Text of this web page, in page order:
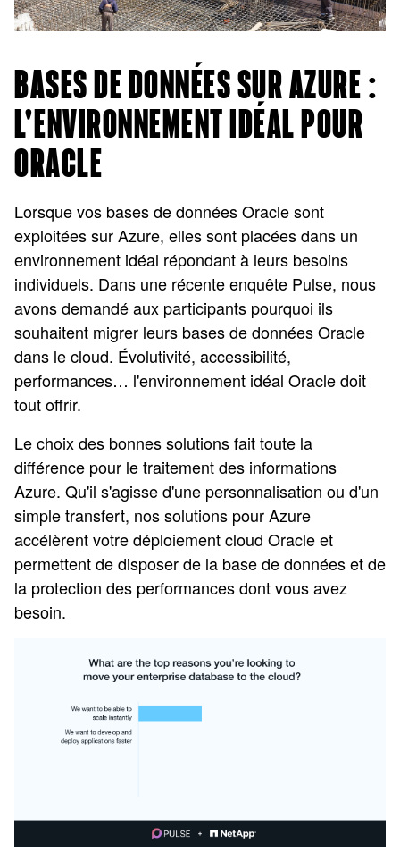
BASES DE DONNÉES SUR AZURE :
L'ENVIRONNEMENT IDÉAL POUR
ORACLE
Lorsque vos bases de données Oracle sont
exploitées sur Azure, elles sont placées dans un
environnement idéal répondant à leurs besoins
individuels. Dans une récente enquête Pulse, nous
avons demandé aux participants pourquoi ils
souhaitent migrer leurs bases de données Oracle
dans le cloud. Évolutivité, accessibilité,
performances… l'environnement idéal Oracle doit
tout offrir.
Le choix des bonnes solutions fait toute la
différence pour le traitement des informations
Azure. Qu'il s'agisse d'une personnalisation ou d'un
simple transfert, nos solutions pour Azure
accélèrent votre déploiement cloud Oracle et
permettent de disposer de la base de données et de
la protection des performances dont vous avez
besoin.